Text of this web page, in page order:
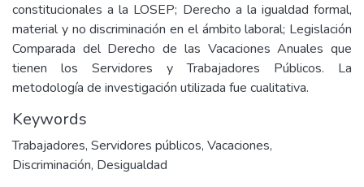
constitucionales a la LOSEP; Derecho a la igualdad formal,
material y no discriminación en el ámbito laboral; Legislación
Comparada del Derecho de las Vacaciones Anuales que
tienen los Servidores y Trabajadores Públicos. La
metodología de investigación utilizada fue cualitativa.
Keywords
Trabajadores, Servidores públicos, Vacaciones,
Discriminación, Desigualdad